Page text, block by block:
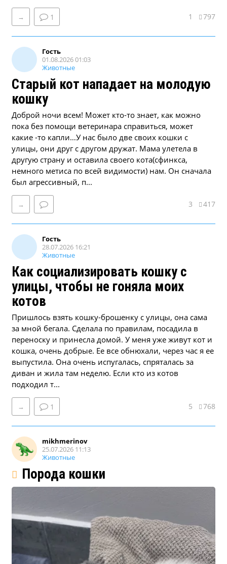
→ 1 1 797
Гость
01.08.2026 01:03
Животные
Старый кот нападает на молодую
кошку
Доброй ночи всем! Может кто-то знает, как можно
пока без помощи ветеринара справиться, может
какие -то капли…У нас было две своих кошки с
улицы, они друг с другом дружат. Мама улетела в
другую страну и оставила своего кота(сфинкса,
немного метиса по всей видимости) нам. Он сначала
был агрессивный, п...
→ 3 417
Гость
28.07.2026 16:21
Животные
Как социализировать кошку с
улицы, чтобы не гоняла моих
котов
Пришлось взять кошку-брошенку с улицы, она сама
за мной бегала. Сделала по правилам, посадила в
переноску и принесла домой. У меня уже живут кот и
кошка, очень добрые. Ее все обнюхали, через час я ее
выпустила. Она очень испугалась, спряталась за
диван и жила там неделю. Если кто из котов
подходил т...
→ 1 5 768
mikhmerinov
25.07.2026 11:13
Животные
Порода кошки